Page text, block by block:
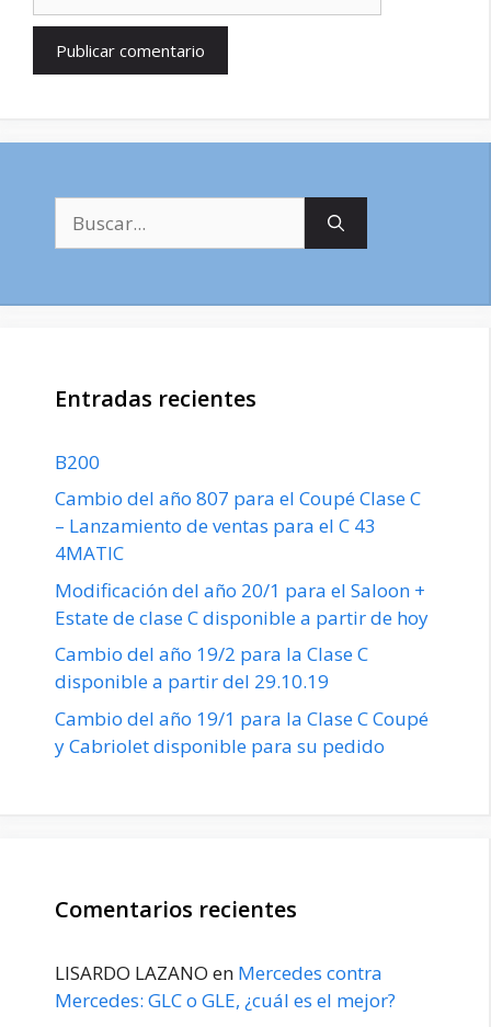
Entradas recientes
B200
Cambio del año 807 para el Coupé Clase C
– Lanzamiento de ventas para el C 43
4MATIC
Modificación del año 20/1 para el Saloon +
Estate de clase C disponible a partir de hoy
Cambio del año 19/2 para la Clase C
disponible a partir del 29.10.19
Cambio del año 19/1 para la Clase C Coupé
y Cabriolet disponible para su pedido
Comentarios recientes
LISARDO LAZANO en Mercedes contra
Mercedes: GLC o GLE, ¿cuál es el mejor?